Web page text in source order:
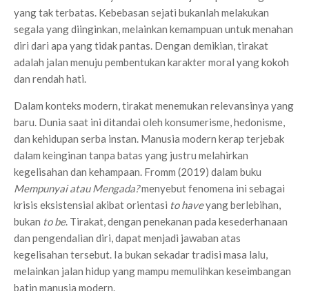
yang tak terbatas. Kebebasan sejati bukanlah melakukan
segala yang diinginkan, melainkan kemampuan untuk menahan
diri dari apa yang tidak pantas. Dengan demikian, tirakat
adalah jalan menuju pembentukan karakter moral yang kokoh
dan rendah hati.
Dalam konteks modern, tirakat menemukan relevansinya yang
baru. Dunia saat ini ditandai oleh konsumerisme, hedonisme,
dan kehidupan serba instan. Manusia modern kerap terjebak
dalam keinginan tanpa batas yang justru melahirkan
kegelisahan dan kehampaan. Fromm (2019) dalam buku
Mempunyai atau Mengada?menyebut fenomena ini sebagai
krisis eksistensial akibat orientasi to haveyang berlebihan,
bukan to be. Tirakat, dengan penekanan pada kesederhanaan
dan pengendalian diri, dapat menjadi jawaban atas
kegelisahan tersebut. Ia bukan sekadar tradisi masa lalu,
melainkan jalan hidup yang mampu memulihkan keseimbangan
batin manusia modern.